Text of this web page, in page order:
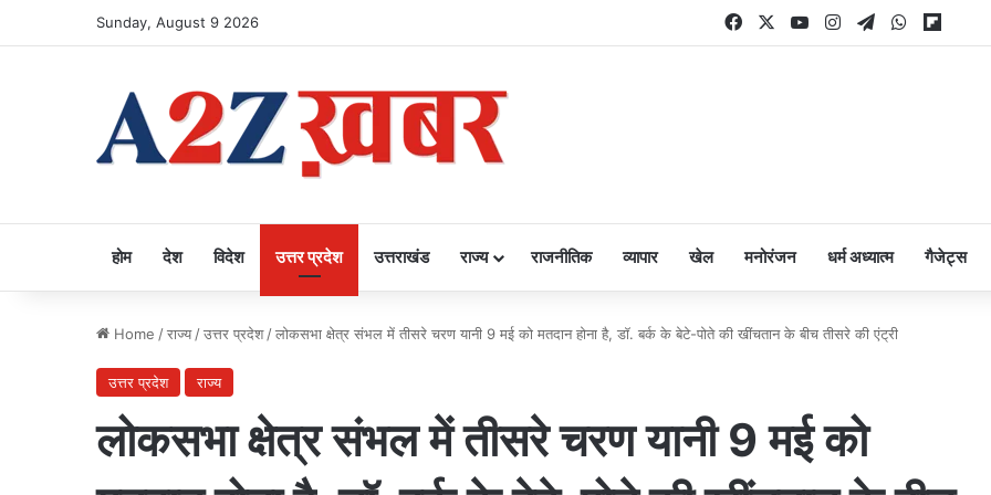
Sunday, August 9 2026 FacebookYouTubeInstagram
TelegramWhatsApp
होम देश विदेश उत्तर प्रदेश उत्तराखंड राज्य राजनीतिक व्यापार खेल मनोरंजन धर्म अध्यात्म गैजेट्स
Home /राज्य /उत्तर प्रदेश /लोकसभा क्षेत्र संभल में तीसरे चरण यानी 9 मई को मतदान होना है, डॉ. बर्क के बेटे-पोते की खींचतान के बीच तीसरे की एंट्री
उत्तर प्रदेश राज्य
लोकसभा क्षेत्र संभल में तीसरे चरण यानी 9 मई को